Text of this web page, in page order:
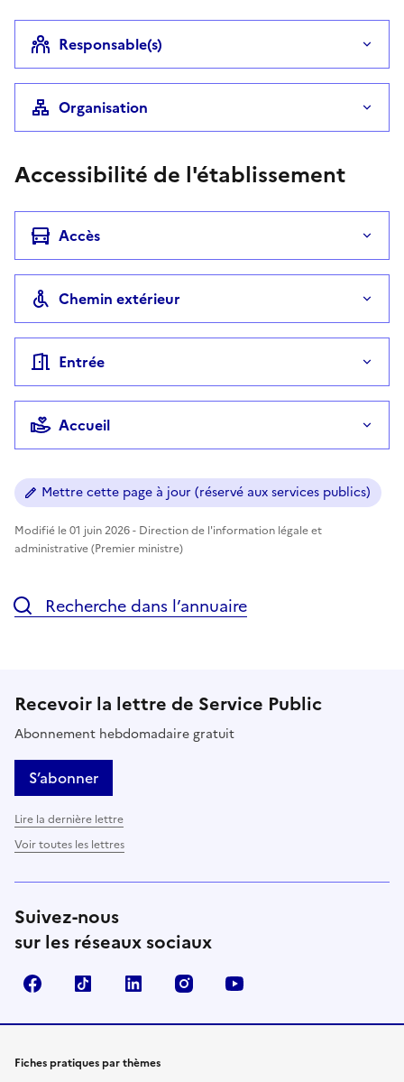
Responsable(s)
Organisation
Accessibilité de l'établissement
Accès
Chemin extérieur
Entrée
Accueil
Mettre cette page à jour (réservé aux services publics)
Modifié le 01 juin 2026 - Direction de l'information légale et
administrative (Premier ministre)
Recherche dans l’annuaire
Recevoir la lettre de Service Public
Abonnement hebdomadaire gratuit
S’abonner
Lire la dernière lettre
Voir toutes les lettres
Suivez-nous
sur les réseaux sociaux
FacebookTikTok LinkedIn Instagram
Fiches pratiques par thèmes